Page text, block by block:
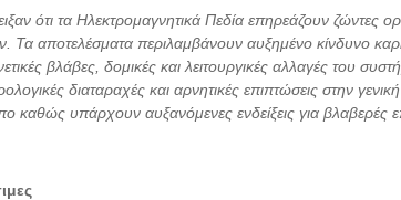
ότι τα Ηλεκτρομαγνητικά Πεδία επηρεάζουν ζώντες
Τα αποτελέσματα περιλαμβάνουν αυξημένο κίνδυνο
βλάβες, δομικές και λειτουργικές αλλαγές του
διαταραχές και αρνητικές επιπτώσεις στην
καθώς υπάρχουν αυξανόμενες ενδείξεις για βλαβερές